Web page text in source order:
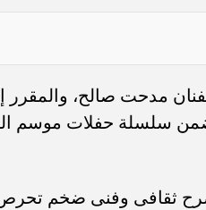
مدحت صالح، والمقرر
29 يونيو المقبل، ضمن سلسلة
كصرح ثقافى وفنى ضخم